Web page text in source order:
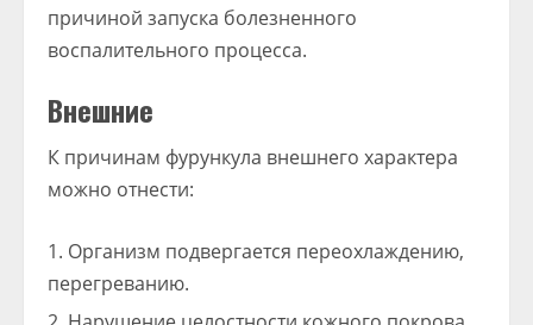
причиной запуска болезненного
воспалительного процесса.
Внешние
К причинам фурункула внешнего характера
можно отнести:
Организм подвергается переохлаждению,
перегреванию.